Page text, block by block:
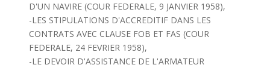
D'UN NAVIRE (COUR FEDERALE, 9 JANVIER 1958),
-LES STIPULATIONS D'ACCREDITIF DANS LES
CONTRATS AVEC CLAUSE FOB ET FAS (COUR
FEDERALE, 24 FEVRIER 1958),
-LE DEVOIR D'ASSISTANCE DE L'ARMATEUR